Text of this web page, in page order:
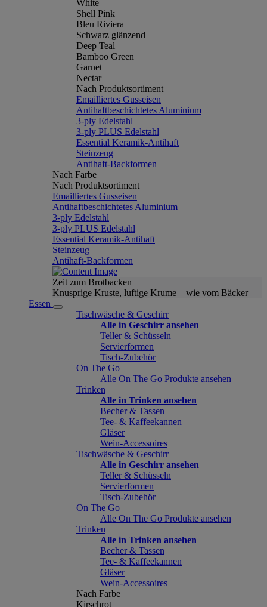
White
Shell Pink
Bleu Riviera
Schwarz glänzend
Deep Teal
Bamboo Green
Garnet
Nectar
Nach Produktsortiment
Emailliertes Gusseisen
Antihaftbeschichtetes Aluminium
3-ply Edelstahl
3-ply PLUS Edelstahl
Essential Keramik-Antihaft
Steinzeug
Antihaft-Backformen
Nach Farbe
Nach Produktsortiment
Emailliertes Gusseisen
Antihaftbeschichtetes Aluminium
3-ply Edelstahl
3-ply PLUS Edelstahl
Essential Keramik-Antihaft
Steinzeug
Antihaft-Backformen
Zeit zum Brotbacken
Knusprige Kruste, luftige Krume – wie vom Bäcker
Essen
Tischwäsche & Geschirr
Alle in Geschirr ansehen
Teller & Schüsseln
Servierformen
Tisch-Zubehör
On The Go
Alle On The Go Produkte ansehen
Trinken
Alle in Trinken ansehen
Becher & Tassen
Tee- & Kaffeekannen
Gläser
Wein-Accessoires
Tischwäsche & Geschirr
Alle in Geschirr ansehen
Teller & Schüsseln
Servierformen
Tisch-Zubehör
On The Go
Alle On The Go Produkte ansehen
Trinken
Alle in Trinken ansehen
Becher & Tassen
Tee- & Kaffeekannen
Gläser
Wein-Accessoires
Nach Farbe
Kirschrot